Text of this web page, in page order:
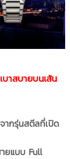
าสบายบนเส้น
ากรุ่นสตีลที่เปิด
ยแบบ Full